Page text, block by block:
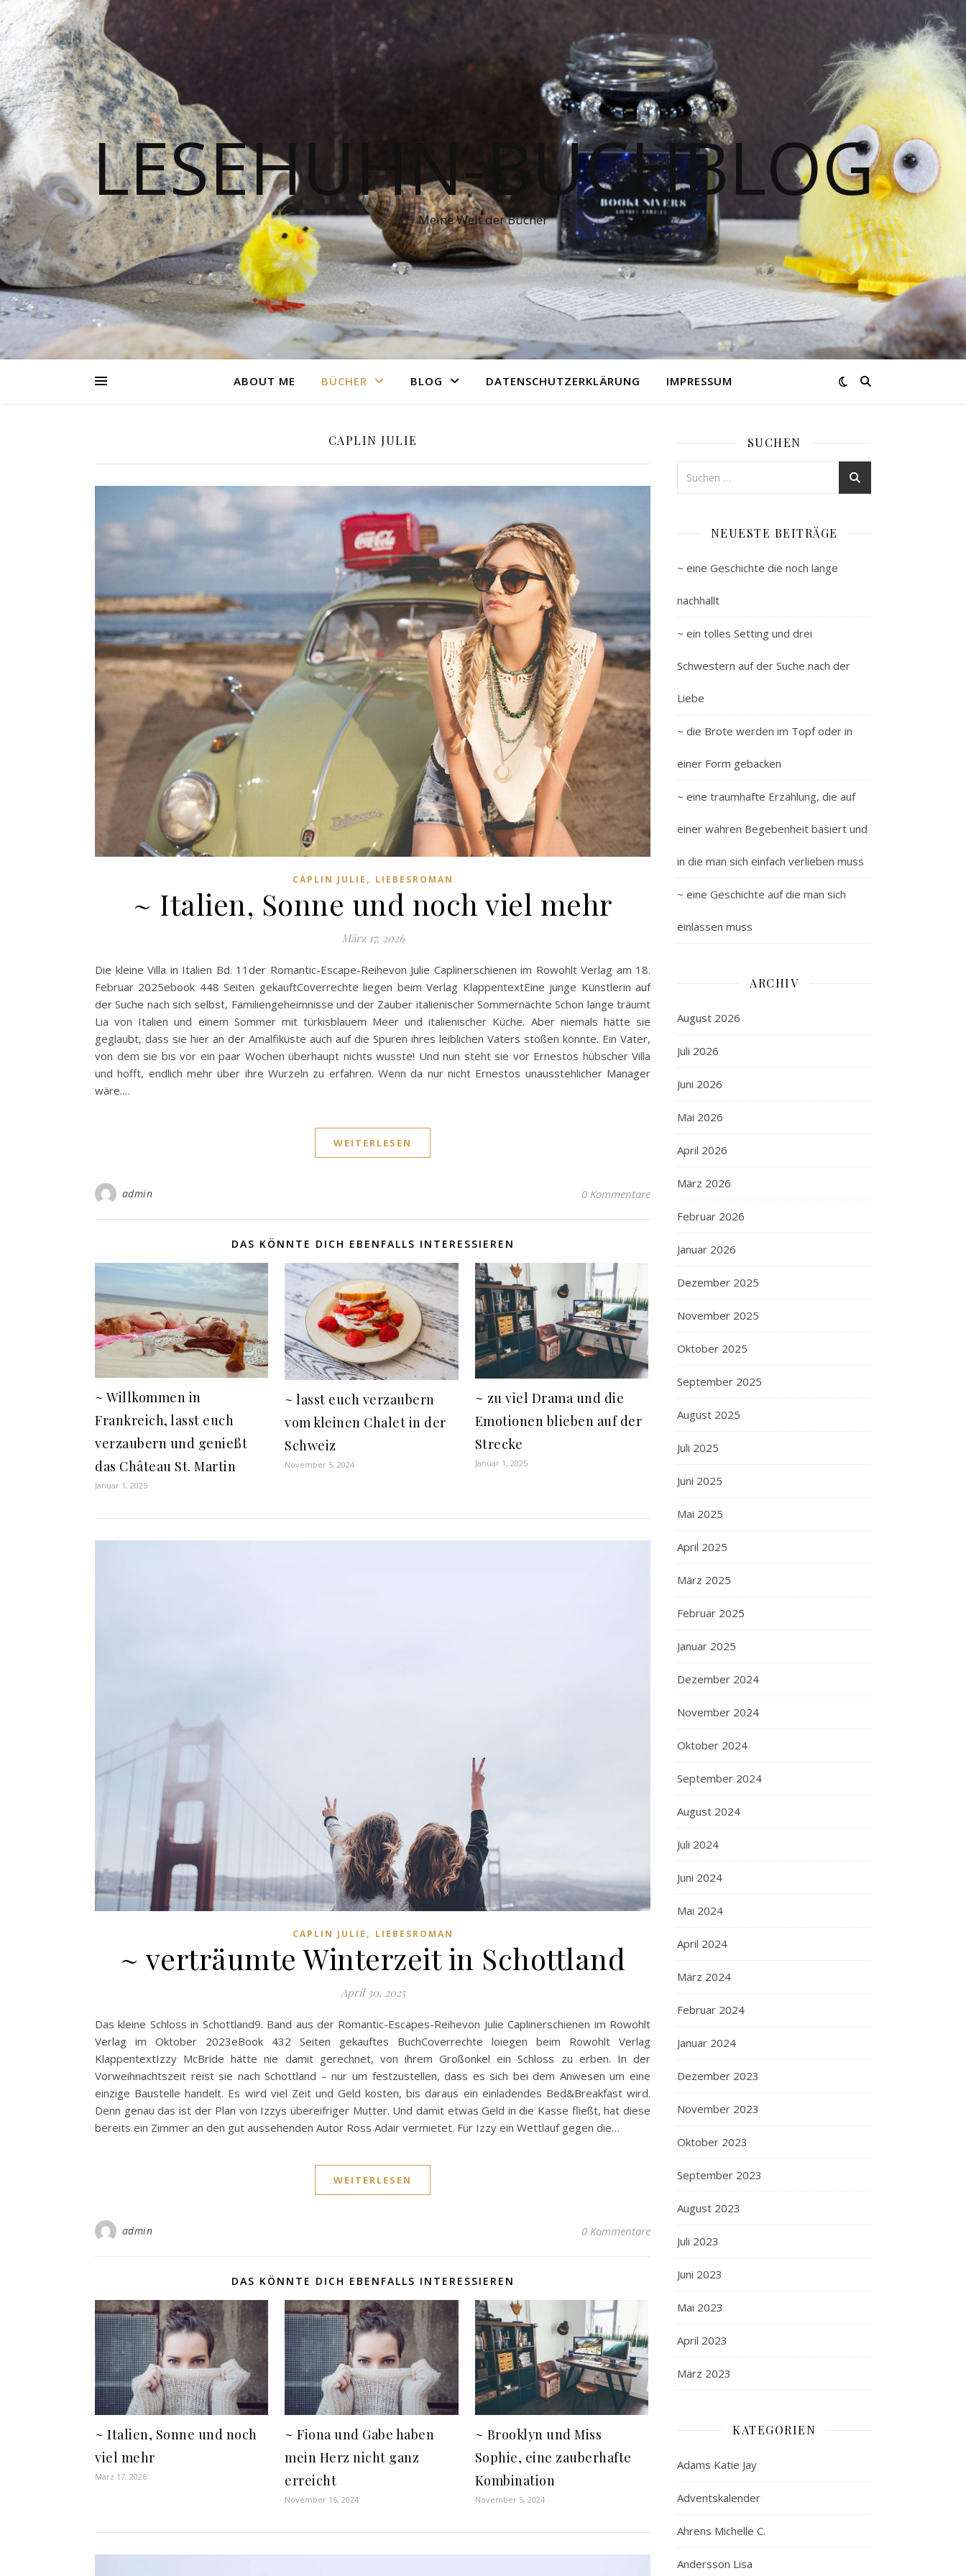
LESEHUHN-BUCHBLOG
Meine Welt der Bücher
ABOUT ME BÜCHER BLOG DATENSCHUTZERKLÄRUNG IMPRESSUM
CAPLIN JULIE
CAPLIN JULIE , LIEBESROMAN
~ Italien, Sonne und noch viel mehr
März 17, 2026
Die kleine Villa in Italien Bd. 11der Romantic-Escape-Reihevon Julie Caplinerschienen im Rowohlt Verlag am 18.
Februar 2025ebook 448 Seiten gekauftCoverrechte liegen beim Verlag KlappentextEine junge Künstlerin auf
der Suche nach sich selbst, Familiengeheimnisse und der Zauber italienischer Sommernächte Schon lange träumt
Lia von Italien und einem Sommer mit türkisblauem Meer und italienischer Küche. Aber niemals hätte sie
geglaubt, dass sie hier an der Amalfiküste auch auf die Spuren ihres leiblichen Vaters stoßen könnte. Ein Vater,
von dem sie bis vor ein paar Wochen überhaupt nichts wusste! Und nun steht sie vor Ernestos hübscher Villa
und hofft, endlich mehr über ihre Wurzeln zu erfahren. Wenn da nur nicht Ernestos unausstehlicher Manager
wäre.…
WEITERLESEN
admin 0 Kommentare
DAS KÖNNTE DICH EBENFALLS INTERESSIEREN
~ Willkommen in
Frankreich, lasst euch
verzaubern und genießt
das Château St. Martin
Januar 1, 2025
~ lasst euch verzaubern
vom kleinen Chalet in der
Schweiz
November 5, 2024
~ zu viel Drama und die
Emotionen blieben auf der
Strecke
Januar 1, 2025
CAPLIN JULIE , LIEBESROMAN
~ verträumte Winterzeit in Schottland
April 30, 2025
Das kleine Schloss in Schottland9. Band aus der Romantic-Escapes-Reihevon Julie Caplinerschienen im Rowohlt
Verlag im Oktober 2023eBook 432 Seiten gekauftes BuchCoverrechte loiegen beim Rowohlt Verlag
KlappentextIzzy McBride hätte nie damit gerechnet, von ihrem Großonkel ein Schloss zu erben. In der
Vorweihnachtszeit reist sie nach Schottland – nur um festzustellen, dass es sich bei dem Anwesen um eine
einzige Baustelle handelt. Es wird viel Zeit und Geld kosten, bis daraus ein einladendes Bed&Breakfast wird.
Denn genau das ist der Plan von Izzys übereifriger Mutter. Und damit etwas Geld in die Kasse fließt, hat diese
bereits ein Zimmer an den gut aussehenden Autor Ross Adair vermietet. Für Izzy ein Wettlauf gegen die…
WEITERLESEN
admin 0 Kommentare
DAS KÖNNTE DICH EBENFALLS INTERESSIEREN
~ Italien, Sonne und noch
viel mehr
März 17, 2026
~ Fiona und Gabe haben
mein Herz nicht ganz
erreicht
November 16, 2024
~ Brooklyn und Miss
Sophie, eine zauberhafte
Kombination
November 5, 2024
SUCHEN
NEUESTE BEITRÄGE
~ eine Geschichte die noch lange
nachhallt
~ ein tolles Setting und drei
Schwestern auf der Suche nach der
Liebe
~ die Brote werden im Topf oder in
einer Form gebacken
~ eine traumhafte Erzählung, die auf
einer wahren Begebenheit basiert und
in die man sich einfach verlieben muss
~ eine Geschichte auf die man sich
einlassen muss
ARCHIV
August 2026
Juli 2026
Juni 2026
Mai 2026
April 2026
März 2026
Februar 2026
Januar 2026
Dezember 2025
November 2025
Oktober 2025
September 2025
August 2025
Juli 2025
Juni 2025
Mai 2025
April 2025
März 2025
Februar 2025
Januar 2025
Dezember 2024
November 2024
Oktober 2024
September 2024
August 2024
Juli 2024
Juni 2024
Mai 2024
April 2024
März 2024
Februar 2024
Januar 2024
Dezember 2023
November 2023
Oktober 2023
September 2023
August 2023
Juli 2023
Juni 2023
Mai 2023
April 2023
März 2023
KATEGORIEN
Adams Katie Jay
Adventskalender
Ahrens Michelle C.
Andersson Lisa